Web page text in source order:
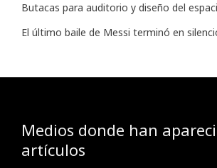
Butacas para auditorio y diseño del
El último baile de Messi terminó en
Medios donde han
artículos